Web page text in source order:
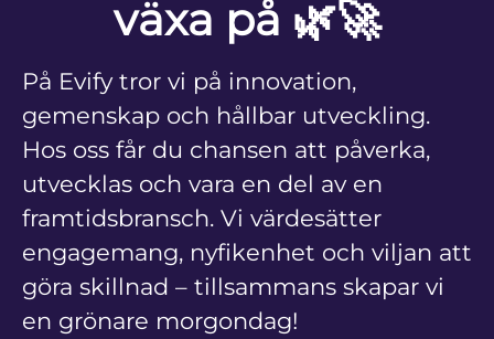
växa på 🌿🚀
På Evify tror vi på innovation,
gemenskap och hållbar utveckling.
Hos oss får du chansen att påverka,
utvecklas och vara en del av en
framtidsbransch. Vi värdesätter
engagemang, nyfikenhet och viljan att
göra skillnad – tillsammans skapar vi
en grönare morgondag!